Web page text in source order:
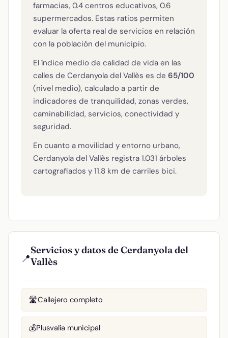
farmacias, 0.4 centros educativos, 0.6
supermercados. Estas ratios permiten
evaluar la oferta real de servicios en relación
con la población del municipio.
El índice medio de calidad de vida en las
calles de Cerdanyola del Vallès es de 65/100
(nivel medio), calculado a partir de
indicadores de tranquilidad, zonas verdes,
caminabilidad, servicios, conectividad y
seguridad.
En cuanto a movilidad y entorno urbano,
Cerdanyola del Vallès registra 1.031 árboles
cartografiados y 11.8 km de carriles bici.
📍
Servicios y datos de Cerdanyola del
Vallès
🛣️Callejero completo
💰Plusvalía municipal